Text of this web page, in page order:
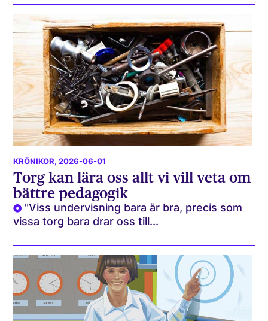
KRÖNIKOR, 2026-06-01
Torg kan lära oss allt vi vill veta om
bättre pedagogik
"Viss undervisning bara är bra, precis som
vissa torg bara drar oss till...